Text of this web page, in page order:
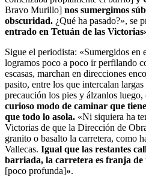
Bravo Murillo] nos sumergimos
obscuridad. ¿Qué ha pasado?», se
entrado en Tetuán de las
Sigue el periodista: «Sumergidos en
logramos poco a poco ir perfilando
escasas, marchan en direcciones
pasito, entre los que intercalan largas
precaución los pies y álzanlos luego,
curioso modo de caminar que
que todo lo asola. «Ni siquiera ha
Victorias de que la Dirección de
granito o basalto la carretera, como
Vallecas. Igual que las restantes
barriada, la carretera es franja de
[poco profunda]».